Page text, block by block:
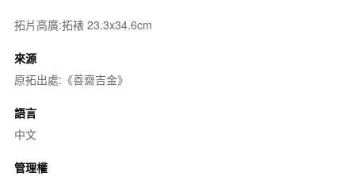
拓片高廣:拓裱 23.3x34.6cm
來源
原拓出處:《善齋吉金》
語言
中文
管理權